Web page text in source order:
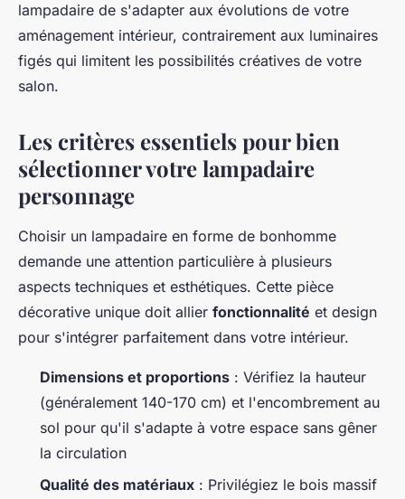
lampadaire de s'adapter aux évolutions de votre
aménagement intérieur, contrairement aux luminaires
figés qui limitent les possibilités créatives de votre
salon.
Les critères essentiels pour bien
sélectionner votre lampadaire
personnage
Choisir un lampadaire en forme de bonhomme
demande une attention particulière à plusieurs
aspects techniques et esthétiques. Cette pièce
décorative unique doit allier fonctionnalité et design
pour s'intégrer parfaitement dans votre intérieur.
Dimensions et proportions : Vérifiez la hauteur
(généralement 140-170 cm) et l'encombrement au
sol pour qu'il s'adapte à votre espace sans gêner
la circulation
Qualité des matériaux : Privilégiez le bois massif